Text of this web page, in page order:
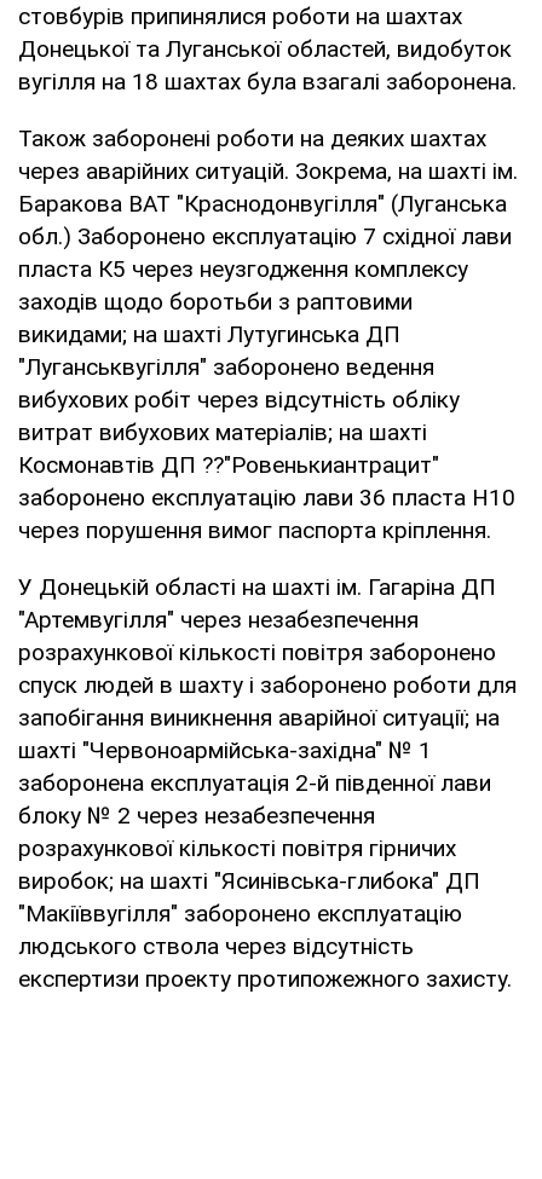
стовбурів припинялися роботи на шахтах
Донецької та Луганської областей, видобуток
вугілля на 18 шахтах була взагалі заборонена.
Також заборонені роботи на деяких шахтах
через аварійних ситуацій. Зокрема, на шахті ім.
Баракова ВАТ "Краснодонвугілля" (Луганська
обл.) Заборонено експлуатацію 7 східної лави
пласта К5 через неузгодження комплексу
заходів щодо боротьби з раптовими
викидами; на шахті Лутугинська ДП
"Луганськвугілля" заборонено ведення
вибухових робіт через відсутність обліку
витрат вибухових матеріалів; на шахті
Космонавтів ДП ??"Ровенькиантрацит"
заборонено експлуатацію лави 36 пласта Н10
через порушення вимог паспорта кріплення.
У Донецькій області на шахті ім. Гагаріна ДП
"Артемвугілля" через незабезпечення
розрахункової кількості повітря заборонено
спуск людей в шахту і заборонено роботи для
запобігання виникнення аварійної ситуації; на
шахті "Червоноармійська-західна" № 1
заборонена експлуатація 2-й південної лави
блоку № 2 через незабезпечення
розрахункової кількості повітря гірничих
виробок; на шахті "Ясинівська-глибока" ДП
"Макіїввугілля" заборонено експлуатацію
людського ствола через відсутність
експертизи проекту протипожежного захисту.